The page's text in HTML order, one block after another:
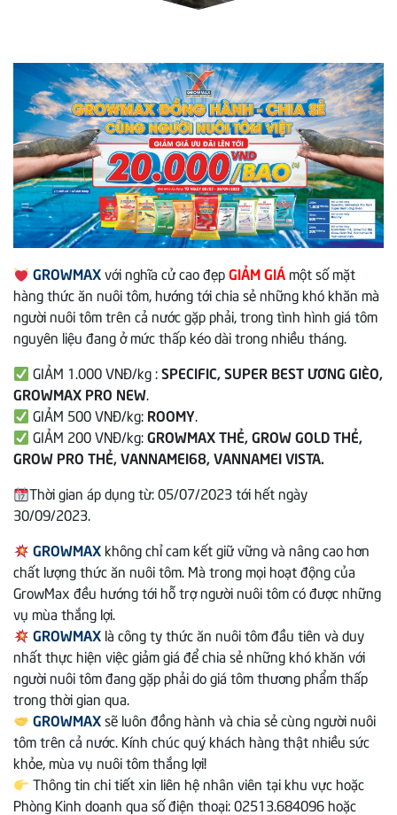
GROWMAXvới nghĩa cử cao đẹpGIẢM GIÁmột số mặt
hàng thức ăn nuôi tôm, hướng tới chia sẻ những khó khăn mà
người nuôi tôm trên cả nước gặp phải, trong tình hình giá tôm
nguyên liệu đang ở mức thấp kéo dài trong nhiều tháng.
GIẢM 1.000 VNĐ/kg :SPECIFIC, SUPER BEST ƯƠNG GIÈO,
GROWMAX PRO NEW.
GIẢM 500 VNĐ/kg: ROOMY.
GIẢM 200 VNĐ/kg:GROWMAX THẺ, GROW GOLD THẺ,
GROW PRO THẺ, VANNAMEI68, VANNAMEI VISTA.
Thời gian áp dụng từ: 05/07/2023 tới hết ngày
30/09/2023.
GROWMAXkhông chỉ cam kết giữ vững và nâng cao hơn
chất lượng thức ăn nuôi tôm. Mà trong mọi hoạt động của
GrowMax đều hướng tới hỗ trợ người nuôi tôm có được những
vụ mùa thắng lợi.
GROWMAX là công ty thức ăn nuôi tôm đầu tiên và duy
nhất thực hiện việc giảm giá để chia sẻ những khó khăn với
người nuôi tôm đang gặp phải do giá tôm thương phẩm thấp
trong thời gian qua.
GROWMAXsẽ luôn đồng hành và chia sẻ cùng người nuôi
tôm trên cả nước. Kính chúc quý khách hàng thật nhiều sức
khỏe, mùa vụ nuôi tôm thắng lợi!
Thông tin chi tiết xin liên hệ nhân viên tại khu vực hoặc
Phòng Kinh doanh qua số điện thoại: 02513.684096 hoặc